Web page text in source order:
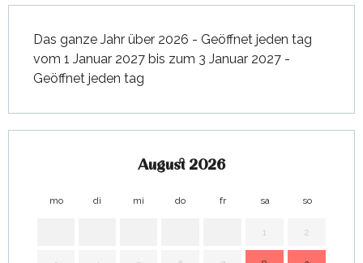
Das ganze Jahr über 2026 - Geöffnet jeden tag
vom 1 Januar 2027 bis zum 3 Januar 2027 -
Geöffnet jeden tag
August 2026
mo di mi do fr sa so
1 2